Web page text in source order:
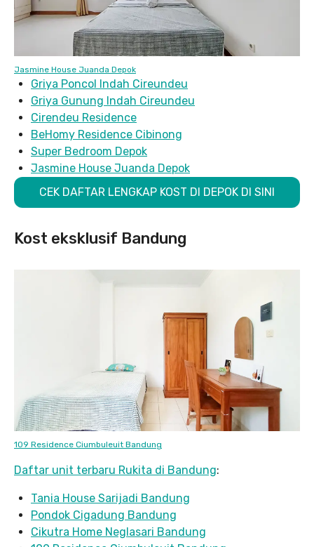
Jasmine House Juanda Depok
Griya Poncol Indah Cireundeu
Griya Gunung Indah Cireundeu
Cirendeu Residence
BeHomy Residence Cibinong
Super Bedroom Depok
Jasmine House Juanda Depok
CEK DAFTAR LENGKAP KOST DI DEPOK DI SINI
Kost eksklusif Bandung
109 Residence Ciumbuleuit Bandung
Daftar unit terbaru Rukita di Bandung:
Tania House Sarijadi Bandung
Pondok Cigadung Bandung
Cikutra Home Neglasari Bandung